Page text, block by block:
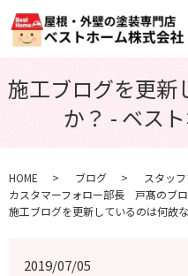
施工ブログを更新
か？ - ベス
HOME ブログ
スタッ
カスタマーフォロー部長 戸髙のブ
施工ブログを更新しているのは何故
2019/07/05